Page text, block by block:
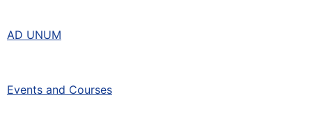
AD UNUM
Events and Courses